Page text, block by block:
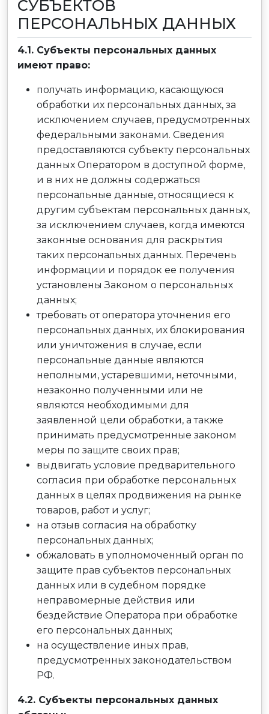
СУБЪЕКТОВ
ПЕРСОНАЛЬНЫХ ДАННЫХ
4.1. Субъекты персональных данных
имеют право:
получать информацию, касающуюся
обработки их персональных данных, за
исключением случаев, предусмотренных
федеральными законами. Сведения
предоставляются субъекту персональных
данных Оператором в доступной форме,
и в них не должны содержаться
персональные данные, относящиеся к
другим субъектам персональных данных,
за исключением случаев, когда имеются
законные основания для раскрытия
таких персональных данных. Перечень
информации и порядок ее получения
установлены Законом о персональных
данных;
требовать от оператора уточнения его
персональных данных, их блокирования
или уничтожения в случае, если
персональные данные являются
неполными, устаревшими, неточными,
незаконно полученными или не
являются необходимыми для
заявленной цели обработки, а также
принимать предусмотренные законом
меры по защите своих прав;
выдвигать условие предварительного
согласия при обработке персональных
данных в целях продвижения на рынке
товаров, работ и услуг;
на отзыв согласия на обработку
персональных данных;
обжаловать в уполномоченный орган по
защите прав субъектов персональных
данных или в судебном порядке
неправомерные действия или
бездействие Оператора при обработке
его персональных данных;
на осуществление иных прав,
предусмотренных законодательством
РФ.
4.2. Субъекты персональных данных